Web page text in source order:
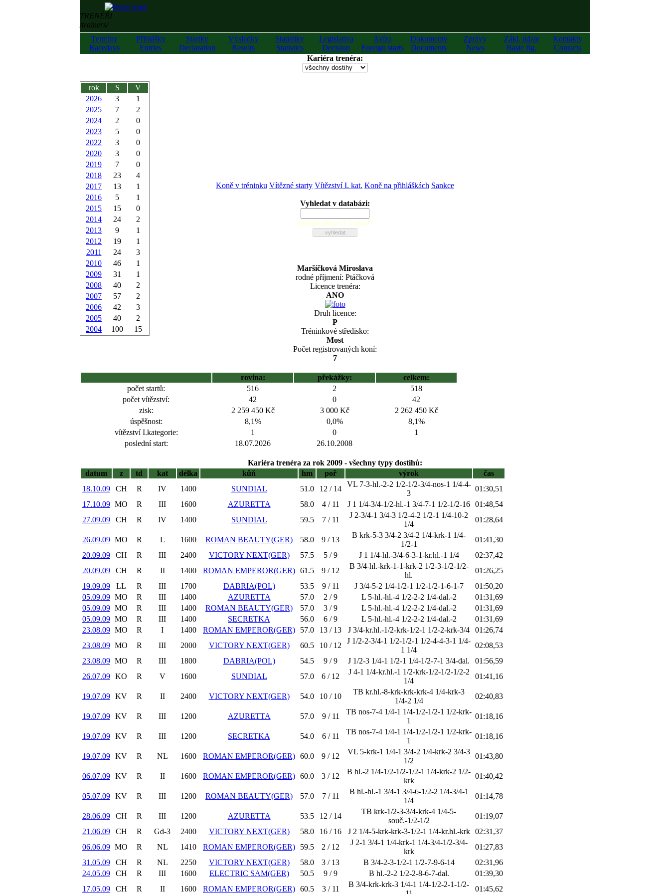
TRENÉŘI
/trainers/
Termíny
Racedays
Přihlášky
Entries
Startky
Declaration
Výsledky
Results
Statistiky
Statistics
Legislativa
Decision
Avíza
Foreign starts
Dokumenty
Documents
Zprávy
News
Zákl. údaje
Basic fig.
Kontakty
Contacts
Kariéra trenéra:
rok S
V
2026
3
1
2025
7
2
2024
2
0
2023
5
0
2022
3
0
2020
3
0
2019
7
0
2018
23
4
2017
13
1
2016
5
1
2015
15
0
2014
24
2
2013
9
1
2012
19
1
2011
24
3
2010
46
1
2009
31
1
2008
40
2
2007
57
2
2006
42
3
2005
40
2
2004
100 15
Koně v tréninku Vítězné starty Vítězství I. kat. Koně na přihláškách Sankce
Vyhledat v databázi:
zadejte alespoň 2 znaky
Maršíčková Miroslava
rodné příjmení: Ptáčková
Licence trenéra:
ANO
Druh licence:
P
Tréninkové středisko:
Most
Počet registrovaných koní:
7
rovina: překážky:
celkem:
počet startů:
516 2
518
počet vítězství:
42 0
42
zisk:
2 259 450 Kč 3 000 Kč
2 262 450 Kč
úspěšnost:
8,1% 0,0%
8,1%
vítězství I.kategorie:
1 0
1
poslední start:
18.07.2026 26.10.2008
Kariéra trenéra za rok 2009 - všechny typy dostihů:
datum
z td kat délka kůň hm poř výrok
čas
18.10.09
CH R IV 1400 SUNDIAL 51.0 12 / 14
VL 7-3-hl.-2-2 1/2-1/2-3/4-nos-1 1/4-4-
3
01:30,51
17.10.09 MO R III 1600 AZURETTA 58.0 4 / 11 J 1 1/4-3/4-1/2-hl.-1 3/4-7-1 1/2-1/2-16 01:48,54
27.09.09
CH R IV 1400 SUNDIAL 59.5 7 / 11
J 2-3/4-1 3/4-3 1/2-4-2 1/2-1 1/4-10-2
1/4
01:28,64
26.09.09 MO R L 1600 ROMAN BEAUTY(GER) 58.0 9 / 13
B krk-5-3 3/4-2 3/4-2 1/4-krk-1 1/4-
1/2-1
01:41,30
20.09.09
CH R III 2400 VICTORY NEXT(GER) 57.5 5 / 9 J 1 1/4-hl.-3/4-6-3-1-kr.hl.-1 1/4
02:37,42
20.09.09
CH R II 1400 ROMAN EMPEROR(GER) 61.5 9 / 12
B 3/4-hl.-krk-1-1-krk-2 1/2-3-1/2-1/2-
hl.
01:26,25
19.09.09
LL R III 1700 DABRIA(POL) 53.5 9 / 11 J 3/4-5-2 1/4-1/2-1 1/2-1/2-1-6-1-7
01:50,20
05.09.09 MO R III 1400 AZURETTA 57.0 2 / 9 L 5-hl.-hl.-4 1/2-2-2 1/4-dal.-2
01:31,69
05.09.09 MO R III 1400 ROMAN BEAUTY(GER) 57.0 3 / 9 L 5-hl.-hl.-4 1/2-2-2 1/4-dal.-2
01:31,69
05.09.09 MO R III 1400 SECRETKA 56.0 6 / 9 L 5-hl.-hl.-4 1/2-2-2 1/4-dal.-2
01:31,69
23.08.09 MO R I 1400 ROMAN EMPEROR(GER) 57.0 13 / 13 J 3/4-kr.hl.-1/2-krk-1/2-1 1/2-2-krk-3/4
01:26,74
23.08.09 MO R III 2000 VICTORY NEXT(GER) 60.5 10 / 12
J 1/2-2-3/4-1 1/2-1/2-1 1/2-4-4-3-1 1/4-
1 1/4
02:08,53
23.08.09 MO R III 1800 DABRIA(POL) 54.5 9 / 9 J 1/2-3 1/4-1 1/2-1 1/4-1/2-7-1 3/4-dal.
01:56,59
26.07.09 KO R V 1600 SUNDIAL 57.0 6 / 12
J 4-1 1/4-kr.hl.-1 1/2-krk-1/2-1/2-1/2-2
1/4
01:41,16
19.07.09 KV R II 2400 VICTORY NEXT(GER) 54.0 10 / 10
TB kr.hl.-8-krk-krk-krk-4 1/4-krk-3
1/4-2 1/4
02:40,83
19.07.09 KV R III 1200 AZURETTA 57.0 9 / 11
TB nos-7-4 1/4-1 1/4-1/2-1/2-1 1/2-krk-
1
01:18,16
19.07.09 KV R III 1200 SECRETKA 54.0 6 / 11
TB nos-7-4 1/4-1 1/4-1/2-1/2-1 1/2-krk-
1
01:18,16
19.07.09 KV R NL 1600 ROMAN EMPEROR(GER) 60.0 9 / 12
VL 5-krk-1 1/4-1 3/4-2 1/4-krk-2 3/4-3
1/2
01:43,80
06.07.09 KV R II 1600 ROMAN EMPEROR(GER) 60.0 3 / 12
B hl.-2 1/4-1/2-1/2-1/2-1 1/4-krk-2 1/2-
krk
01:40,42
05.07.09 KV R III 1200 ROMAN BEAUTY(GER) 57.0 7 / 11
B hl.-hl.-1 3/4-1 3/4-6-1/2-2 1/4-3/4-1
1/4
01:14,78
28.06.09 CH R III 1200 AZURETTA 53.5 12 / 14
TB krk-1/2-3-3/4-krk-4 1/4-5-
souč.-1/2-1/2
01:19,07
21.06.09
CH R Gd-3 2400 VICTORY NEXT(GER) 58.0 16 / 16 J 2 1/4-5-krk-krk-3-1/2-1 1/4-kr.hl.-krk
02:31,37
06.06.09 MO R NL 1410 ROMAN EMPEROR(GER) 59.5 2 / 12
J 2-1 3/4-1 1/4-krk-1 1/4-3/4-1/2-3/4-
krk
01:27,83
31.05.09
CH R NL 2250 VICTORY NEXT(GER) 58.0 3 / 13 B 3/4-2-3-1/2-1 1/2-7-9-6-14
02:31,96
24.05.09
CH R III 1600 ELECTRIC SAM(GER) 50.5 9 / 9 B hl.-2-2 1/2-2-8-6-7-dal.
01:39,30
17.05.09
CH R II 1600 ROMAN EMPEROR(GER) 60.5 3 / 11
B 3/4-krk-krk-3 1/4-1 1/4-1/2-2-1-1/2-
01:45,62